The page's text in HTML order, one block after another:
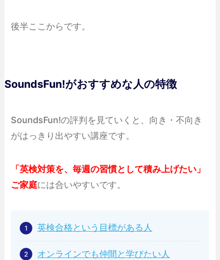
後半ここからです。
SoundsFun!がおすすめな人の特徴
SoundsFun!の評判を見ていくと、向き・不向き
がはっきり出やすい講座です。
「英検対策を、毎週の習慣として積み上げたい」
ご家庭には合いやすいです。
英検合格という目標がある人
オンラインでも仲間と学びたい人